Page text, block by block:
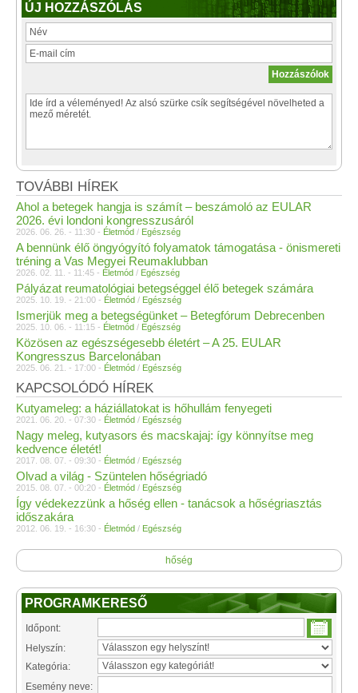
ÚJ HOZZÁSZÓLÁS
TOVÁBBI HÍREK
Ahol a betegek hangja is számít – beszámoló az EULAR
2026. évi londoni kongresszusáról
2026. 06. 26. - 11:30 - Életmód / Egészség
A bennünk élő öngyógyító folyamatok támogatása - önismereti
tréning a Vas Megyei Reumaklubban
2026. 02. 11. - 11:45 - Életmód / Egészség
Pályázat reumatológiai betegséggel élő betegek számára
2025. 10. 19. - 21:00 - Életmód / Egészség
Ismerjük meg a betegségünket – Betegfórum Debrecenben
2025. 10. 06. - 11:15 - Életmód / Egészség
Közösen az egészségesebb életért – A 25. EULAR
Kongresszus Barcelonában
2025. 06. 21. - 17:00 - Életmód / Egészség
KAPCSOLÓDÓ HÍREK
Kutyameleg: a háziállatokat is hőhullám fenyegeti
2021. 06. 20. - 07:30 - Életmód / Egészség
Nagy meleg, kutyasors és macskajaj: így könnyítse meg
kedvence életét!
2017. 08. 07. - 09:30 - Életmód / Egészség
Olvad a világ - Szüntelen hőségriadó
2015. 08. 07. - 00:20 - Életmód / Egészség
Így védekezzünk a hőség ellen - tanácsok a hőségriasztás
időszakára
2012. 06. 19. - 16:30 - Életmód / Egészség
hőség
PROGRAMKERESŐ
Időpont:
Helyszín:
Kategória:
Esemény neve: